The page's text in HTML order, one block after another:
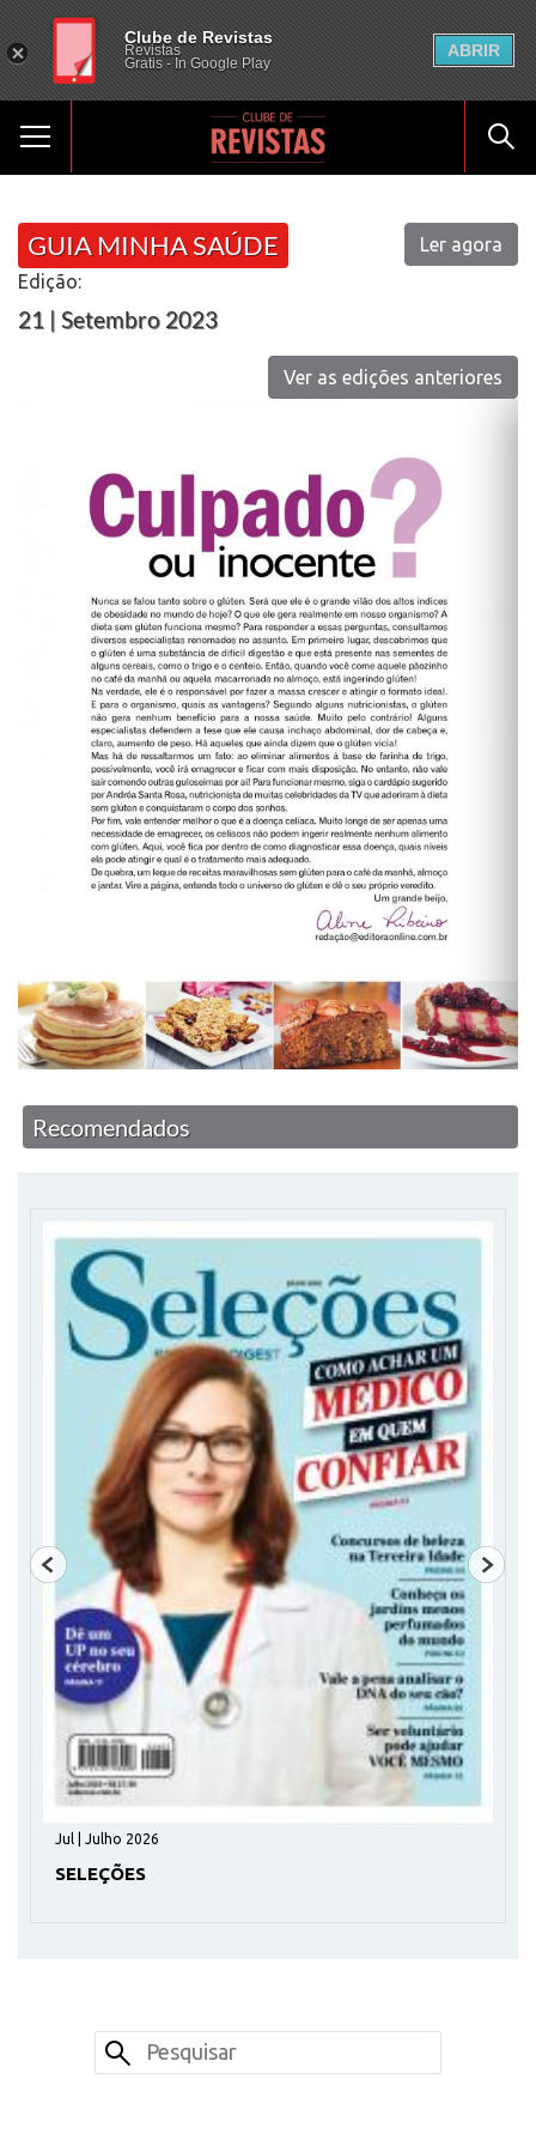
GUIA MINHA SAÚDE
Edição:
21 | Setembro 2023
Ler agora
Ver as edições anteriores
Recomendados
Jul | Julho 2026
SELEÇÕES
Clube de Revistas
Revistas
Gratis - In Google Play
ABRIR